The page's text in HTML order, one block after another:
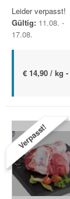
Leider verpasst!
Gültig: 11.08. -
17.08.
€ 14,90 / kg -
Verpasst!